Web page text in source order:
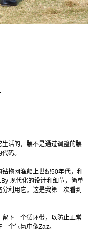
活的，腰不是通过调整的腰
码。
拖网渔船上世纪50年代，和
现代化的设计和细节，简单
利用它。这是我第一次看到
下一个循环带，以防止正常
个气氛中像Zaz。